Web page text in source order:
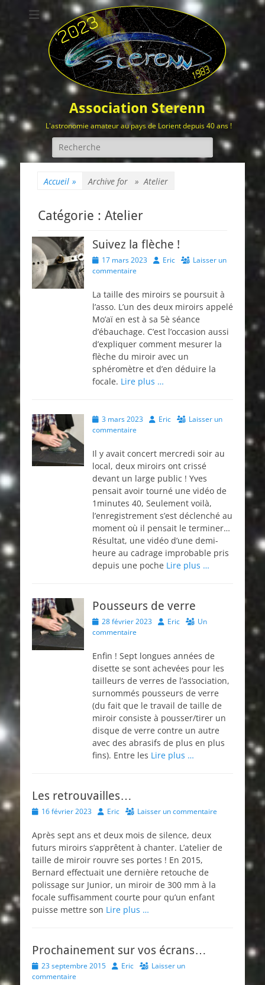
Association Sterenn
L'astronomie amateur au pays de Lorient depuis 40 ans !
Rechercher :
Accueil » Archive for »Atelier
Catégorie : Atelier
Suivez la flèche !
Posted
on
17 mars 2023 Author
Eric
Laisser un
commentaire
La taille des miroirs se poursuit à
l’asso. L’un des deux miroirs appelé
Mo’aï en est à sa 5è séance
d’ébauchage. C’est l’occasion aussi
d’expliquer comment mesurer la
flèche du miroir avec un
sphéromètre et d’en déduire la
focale. Lire plus …
Posted
on
3 mars 2023 Author
Eric
Laisser un
commentaire
Il y avait concert mercredi soir au
local, deux miroirs ont crissé
devant un large public ! Yves
pensait avoir tourné une vidéo de
1minutes 40, Seulement voilà,
l’enregistrement s’est déclenché au
moment où il pensait le terminer…
Résultat, une vidéo d’une demi-
heure au cadrage improbable pris
depuis une poche Lire plus …
Pousseurs de verre
Posted
on
28 février 2023 Author
Eric
Un
commentaire
Enfin ! Sept longues années de
disette se sont achevées pour les
tailleurs de verres de l’association,
surnommés pousseurs de verre
(du fait que le travail de taille de
miroir consiste à pousser/tirer un
disque de verre contre un autre
avec des abrasifs de plus en plus
fins). Entre les Lire plus …
Les retrouvailles…
Posted16 février 2023 Author
Eric Laisser un commentaire
Après sept ans et deux mois de silence, deux
futurs miroirs s’apprêtent à chanter. L’atelier de
taille de miroir rouvre ses portes ! En 2015,
Bernard effectuait une dernière retouche de
polissage sur Junior, un miroir de 300 mm à la
focale suffisamment courte pour qu’un enfant
puisse mettre son Lire plus …
Prochainement sur vos écrans…
Posted
on
23 septembre 2015 Author
Eric
Laisser un
commentaire